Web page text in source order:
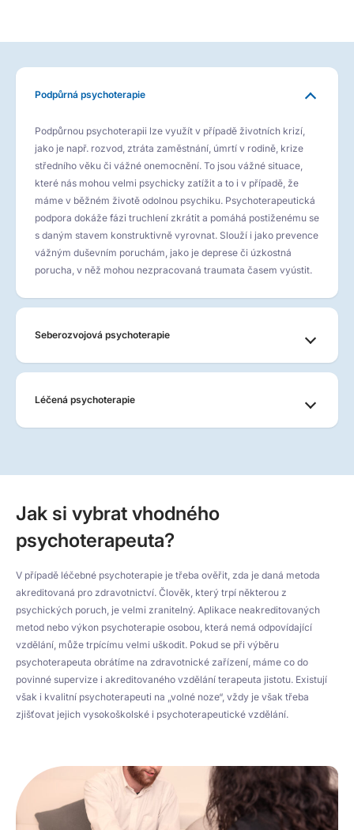
Podpůrná psychoterapie
Podpůrnou psychoterapii lze využít v případě životních krizí,
jako je např. rozvod, ztráta zaměstnání, úmrtí v rodině, krize
středního věku či vážné onemocnění. To jsou vážné situace,
které nás mohou velmi psychicky zatížit a to i v případě, že
máme v běžném životě odolnou psychiku. Psychoterapeutická
podpora dokáže fázi truchlení zkrátit a pomáhá postiženému se
s daným stavem konstruktivně vyrovnat. Slouží i jako prevence
vážným duševním poruchám, jako je deprese či úzkostná
porucha, v něž mohou nezpracovaná traumata časem vyústit.
Seberozvojová psychoterapie
Léčená psychoterapie
Jak si vybrat vhodného
psychoterapeuta?
V případě léčebné psychoterapie je třeba ověřit, zda je daná metoda
akreditovaná pro zdravotnictví. Člověk, který trpí některou z
psychických poruch, je velmi zranitelný. Aplikace neakreditovaných
metod nebo výkon psychoterapie osobou, která nemá odpovídající
vzdělání, může trpícímu velmi uškodit. Pokud se při výběru
psychoterapeuta obrátíme na zdravotnické zařízení, máme co do
povinné supervize i akreditovaného vzdělání terapeuta jistotu. Existují
však i kvalitní psychoterapeuti na „volné noze“, vždy je však třeba
zjišťovat jejich vysokoškolské i psychoterapeutické vzdělání.